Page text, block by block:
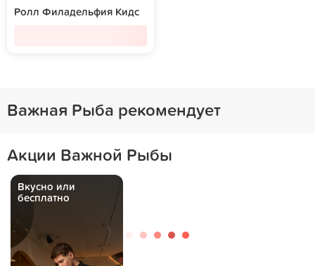
Ролл Филадельфия Кидс
Важная Рыба рекомендует
Акции Важной Рыбы
Вкусно или
бесплатно